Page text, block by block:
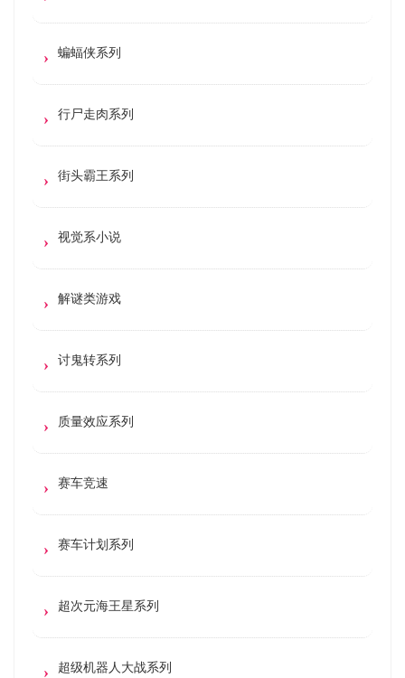
蝙蝠侠系列
行尸走肉系列
街头霸王系列
视觉系小说
解谜类游戏
讨鬼转系列
质量效应系列
赛车竞速
赛车计划系列
超次元海王星系列
超级机器人大战系列